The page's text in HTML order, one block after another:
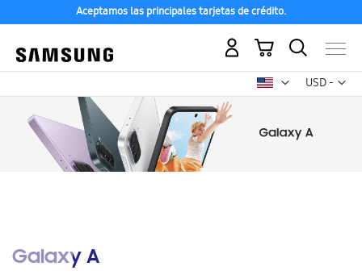
Aceptamos las principales tarjetas de crédito.
USD -
dólar
Mi carrito
Galaxy A